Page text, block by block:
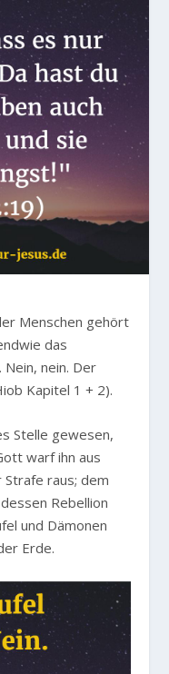
Menschen gehört
das
nein. Der
Kapitel 1 + 2).
Stelle gewesen,
warf ihn aus
raus; dem
Rebellion
und Dämonen
Erde.